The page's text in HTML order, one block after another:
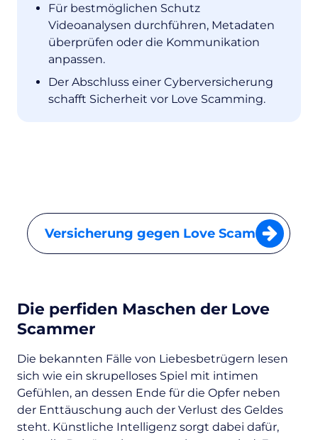
Für bestmöglichen Schutz
Videoanalysen durchführen, Metadaten
überprüfen oder die Kommunikation
anpassen.
Der Abschluss einer Cyberversicherung
schafft Sicherheit vor Love Scamming.
Versicherung gegen Love Scam
Die perfiden Maschen der Love
Scammer
Die bekannten Fälle von Liebesbetrügern lesen
sich wie ein skrupelloses Spiel mit intimen
Gefühlen, an dessen Ende für die Opfer neben
der Enttäuschung auch der Verlust des Geldes
steht. Künstliche Intelligenz sorgt dabei dafür,